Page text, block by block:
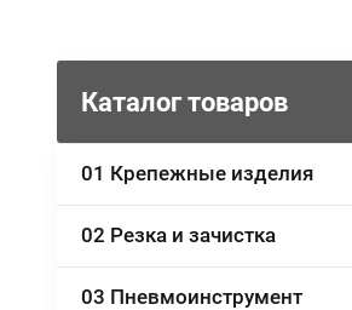
Каталог товаров
01 Крепежные изделия
02 Резка и зачистка
03 Пневмоинструмент